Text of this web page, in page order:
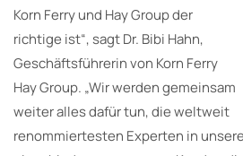
Korn Ferry und Hay Group der
richtige ist“, sagt Dr. Bibi Hahn,
Geschäftsführerin von Korn Ferry
Hay Group. „Wir werden gemeinsam
weiter alles dafür tun, die weltweit
renommiertesten Experten in